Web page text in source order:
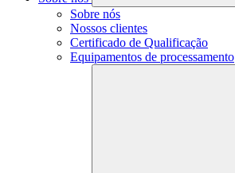
Sobre nós
Nossos clientes
Certificado de Qualificação
Equipamentos de processamento